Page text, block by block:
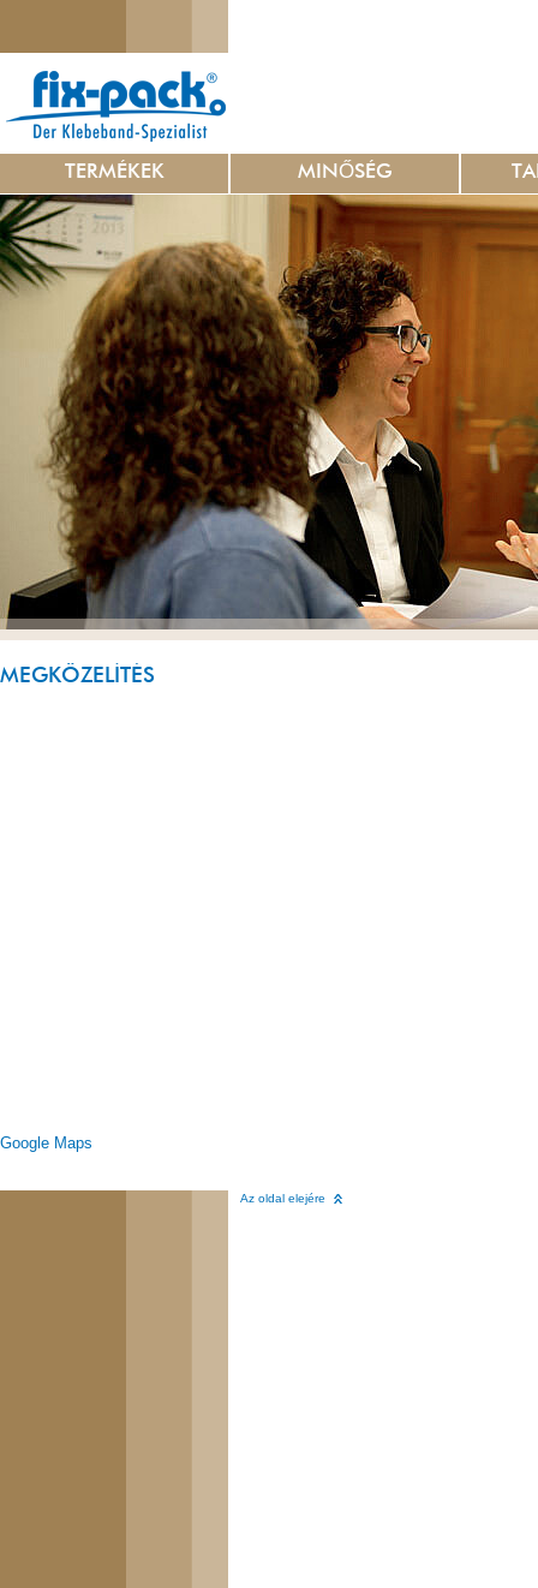
TERMÉKEK MINŐSÉG
MEGKÖZELÍTÉS
Google Maps
Az oldal elejére